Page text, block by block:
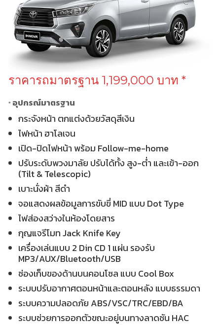
ราคารถมาตรฐาน 1,199,000 บาท *
* อุปกรณ์มาตรฐาน
กระจังหน้า ตกแต่งด้วยวัสดุสีเงิน
ไฟหน้า ฮาโลเจน
เปิด-ปิดไฟหน้า พร้อม Follow-me-home
ปรับระดับพวงมาลัย ปรับได้ทั้ง สูง-ต่ำ และเข้า-ออก
(Tilt & Telescopic)
เบาะนั่งผ้า สีดำ
จอแสดงผลข้อมูลการขับขี่ MID แบบ Dot Type
ไฟส่องสว่างในห้องโดยสาร
กุญแจรีโมท Jack Knife Key
เครื่องเล่นแบบ 2 Din CD 1 แผ่น รองรับ
MP3/AUX/Bluetooth/USB
ช่องเก็บของด้านบนคอนโซล แบบ Cool Box
ระบบปรับอากาศตอนหน้าและตอนหลัง แบบธรรมดา
ระบบความปลอดภัย ABS/VSC/TRC/EBD/BA
ระบบช่วยการออกตัวขณะอยู่บนทางลาดชัน HAC